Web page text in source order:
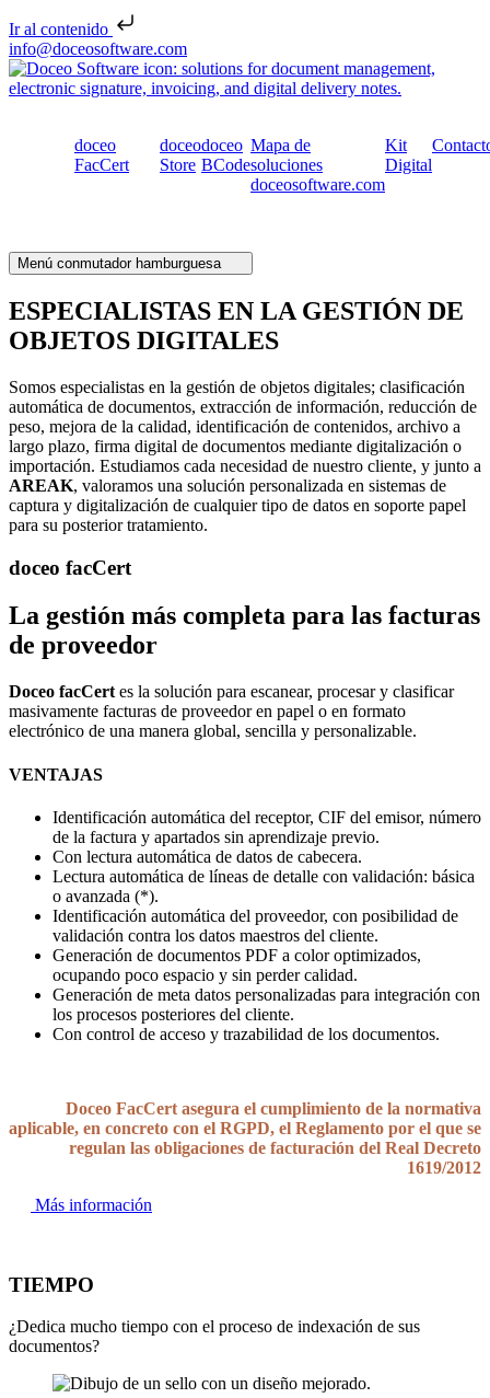
Ir al contenido
Saltar al contenido
info@doceosoftware.com
doceo
FacCert
doceo
Store
doceo
BCode
Mapa de
soluciones
doceosoftware.com
Kit
Digital
Menú conmutador hamburguesa
ESPECIALISTAS EN LA GESTIÓN DE
OBJETOS DIGITALES
Somos especialistas en la gestión de objetos digitales; clasificación
automática de documentos, extracción de información, reducción de
peso, mejora de la calidad, identificación de contenidos, archivo a
largo plazo, firma digital de documentos mediante digitalización o
importación. Estudiamos cada necesidad de nuestro cliente, y junto a
AREAK, valoramos una solución personalizada en sistemas de
captura y digitalización de cualquier tipo de datos en soporte papel
para su posterior tratamiento.
doceo facCert
La gestión más completa para las facturas
de proveedor
Doceo facCert es la solución para escanear, procesar y clasificar
masivamente facturas de proveedor en papel o en formato
electrónico de una manera global, sencilla y personalizable.
VENTAJAS
Identificación automática del receptor, CIF del emisor, número
de la factura y apartados sin aprendizaje previo.
Con lectura automática de datos de cabecera.
Lectura automática de líneas de detalle con validación: básica
o avanzada (*).
Identificación automática del proveedor, con posibilidad de
validación contra los datos maestros del cliente.
Generación de documentos PDF a color optimizados,
ocupando poco espacio y sin perder calidad.
Generación de meta datos personalizadas para integración con
los procesos posteriores del cliente.
Con control de acceso y trazabilidad de los documentos.
Doceo FacCert asegura el cumplimiento de la normativa
aplicable, en concreto con el RGPD, el Reglamento por el que se
regulan las obligaciones de facturación del Real Decreto
1619/2012
Más información
TIEMPO
¿Dedica mucho tiempo con el proceso de indexación de sus
documentos?